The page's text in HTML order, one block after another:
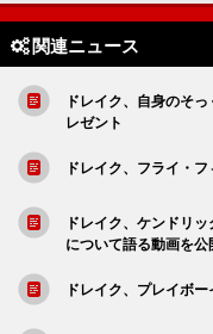
関連ニュース
ドレイク、自身のそ
レゼント
ドレイク、フライ・
ドレイク、ケンドリ
について語る動画を公
ドレイク、プレイボ